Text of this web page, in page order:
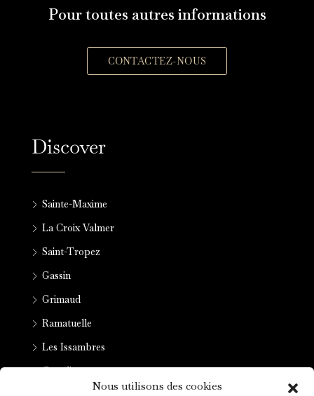
Nous utilisons des cookies
Pour toutes autres informations
CONTACTEZ-NOUS
Discover
Sainte-Maxime
La Croix Valmer
Saint-Tropez
Gassin
Grimaud
Ramatuelle
Les Issambres
Cogolin